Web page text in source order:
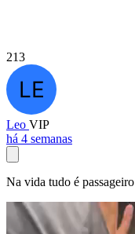
213
Leo VIP
há 4 semanas
Na vida tudo é passageiro